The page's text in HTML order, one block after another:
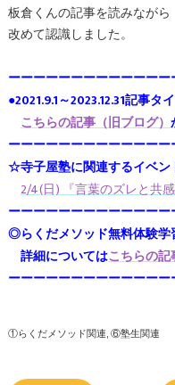
板倉くんの記事を読みながら
改めて認識しました。
ーーーーーーーーーーーー
●2021.9.1～2023.12.31記事タ
こちらの記事（旧ブログ）
ーーーーーーーーーーーー
☆寺子屋塾に関連するイベ
2/4(日) 『言葉のズレと共
ーーーーーーーーーーーー
◎らくだメソッド無料体験学
詳細についてはこちらの記
ーーーーーーーーーーーー
①らくだメソッド関連 ⑥塾生関連